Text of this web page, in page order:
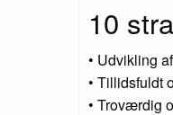
10
• Udvikling
• Tillidsfuldt
• Troværdig